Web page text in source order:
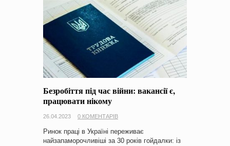
Безробіття під час війни: вакансії є,
працювати нікому
26.04.2023 0 КОМЕНТАРІВ
Ринок праці в Україні переживає
найзапаморочливіші за 30 років гойдалки: із